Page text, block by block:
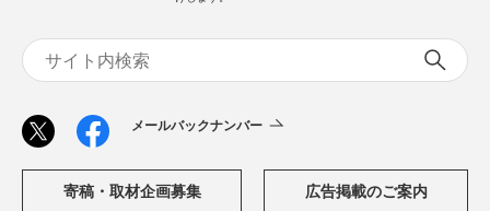
メールバックナンバー
寄稿・取材企画募集 広告掲載のご案内